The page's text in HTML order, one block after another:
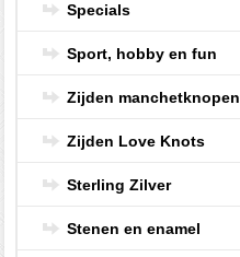
Specials
Sport, hobby en fun
Zijden manchetknopen
Zijden Love Knots
Sterling Zilver
Stenen en enamel